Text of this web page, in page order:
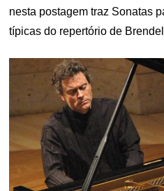
nesta postagem traz Sonatas
típicas do repertório de